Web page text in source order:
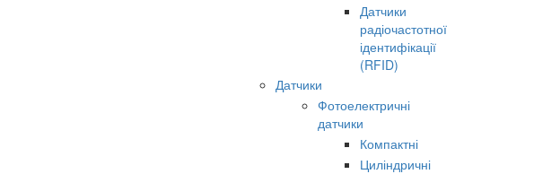
Датчики
радіочастотної
ідентифікації
(RFID)
Датчики
Фотоелектричні
датчики
Компактні
Циліндричні